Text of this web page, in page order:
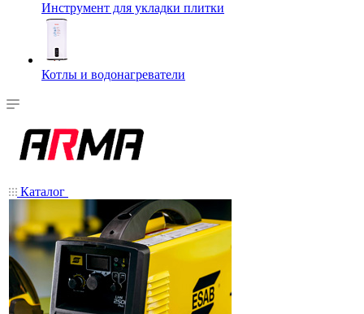
Инструмент для укладки плитки
Котлы и водонагреватели
Каталог